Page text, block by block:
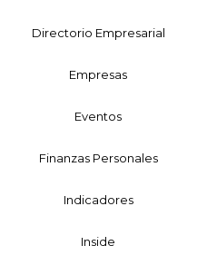
Directorio Empresarial
Empresas
Eventos
Finanzas Personales
Indicadores
Inside